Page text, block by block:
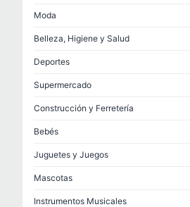
Moda
Belleza, Higiene y Salud
Deportes
Supermercado
Construcción y Ferretería
Bebés
Juguetes y Juegos
Mascotas
Instrumentos Musicales